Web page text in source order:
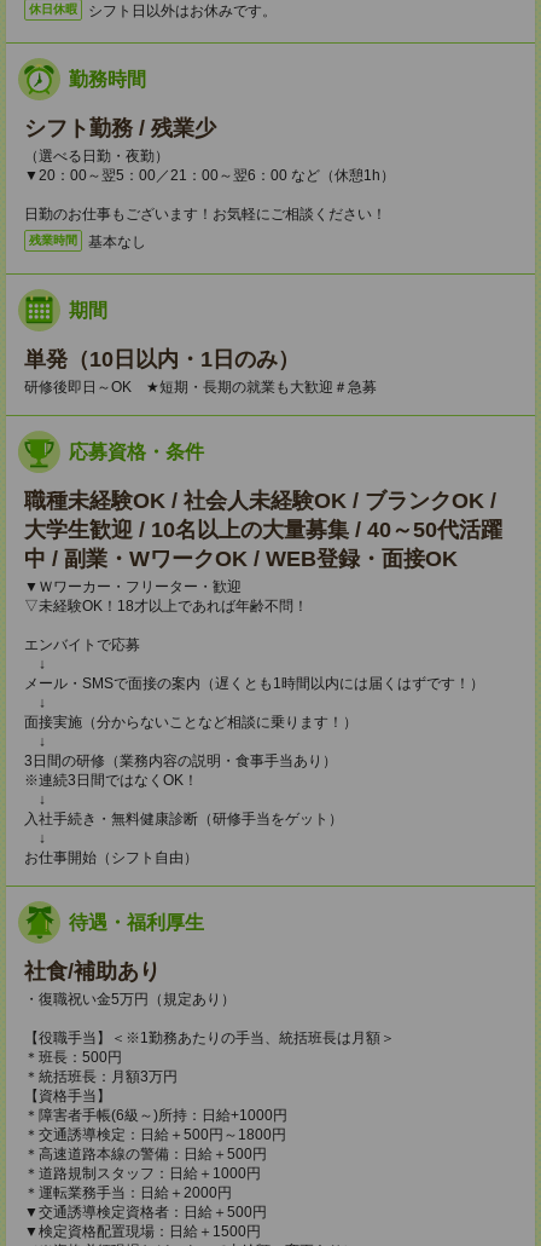
休日休暇 シフト日以外はお休みです。
勤務時間
シフト勤務 / 残業少
（選べる日勤・夜勤）
▼20：00～翌5：00／21：00～翌6：00 など（休憩1h）
日勤のお仕事もございます！お気軽にご相談ください！
残業時間 基本なし
期間
単発（10日以内・1日のみ）
研修後即日～OK ★短期・長期の就業も大歓迎＃急募
応募資格・条件
職種未経験OK / 社会人未経験OK / ブランクOK /
大学生歓迎 / 10名以上の大量募集 / 40～50代活躍
中 / 副業・WワークOK / WEB登録・面接OK
▼Ｗワーカー・フリーター・歓迎
▽未経験OK！18才以上であれば年齢不問！
エンバイトで応募
↓
メール・SMSで面接の案内（遅くとも1時間以内には届くはずです！）
↓
面接実施（分からないことなど相談に乗ります！）
↓
3日間の研修（業務内容の説明・食事手当あり）
※連続3日間ではなくOK！
↓
入社手続き・無料健康診断（研修手当をゲット）
↓
お仕事開始（シフト自由）
待遇・福利厚生
社食/補助あり
・復職祝い金5万円（規定あり）
【役職手当】＜※1勤務あたりの手当、統括班長は月額＞
＊班長：500円
＊統括班長：月額3万円
【資格手当】
＊障害者手帳(6級～)所持：日給+1000円
＊交通誘導検定：日給＋500円～1800円
＊高速道路本線の警備：日給＋500円
＊道路規制スタッフ：日給＋1000円
＊運転業務手当：日給＋2000円
▼交通誘導検定資格者：日給＋500円
▼検定資格配置現場：日給＋1500円